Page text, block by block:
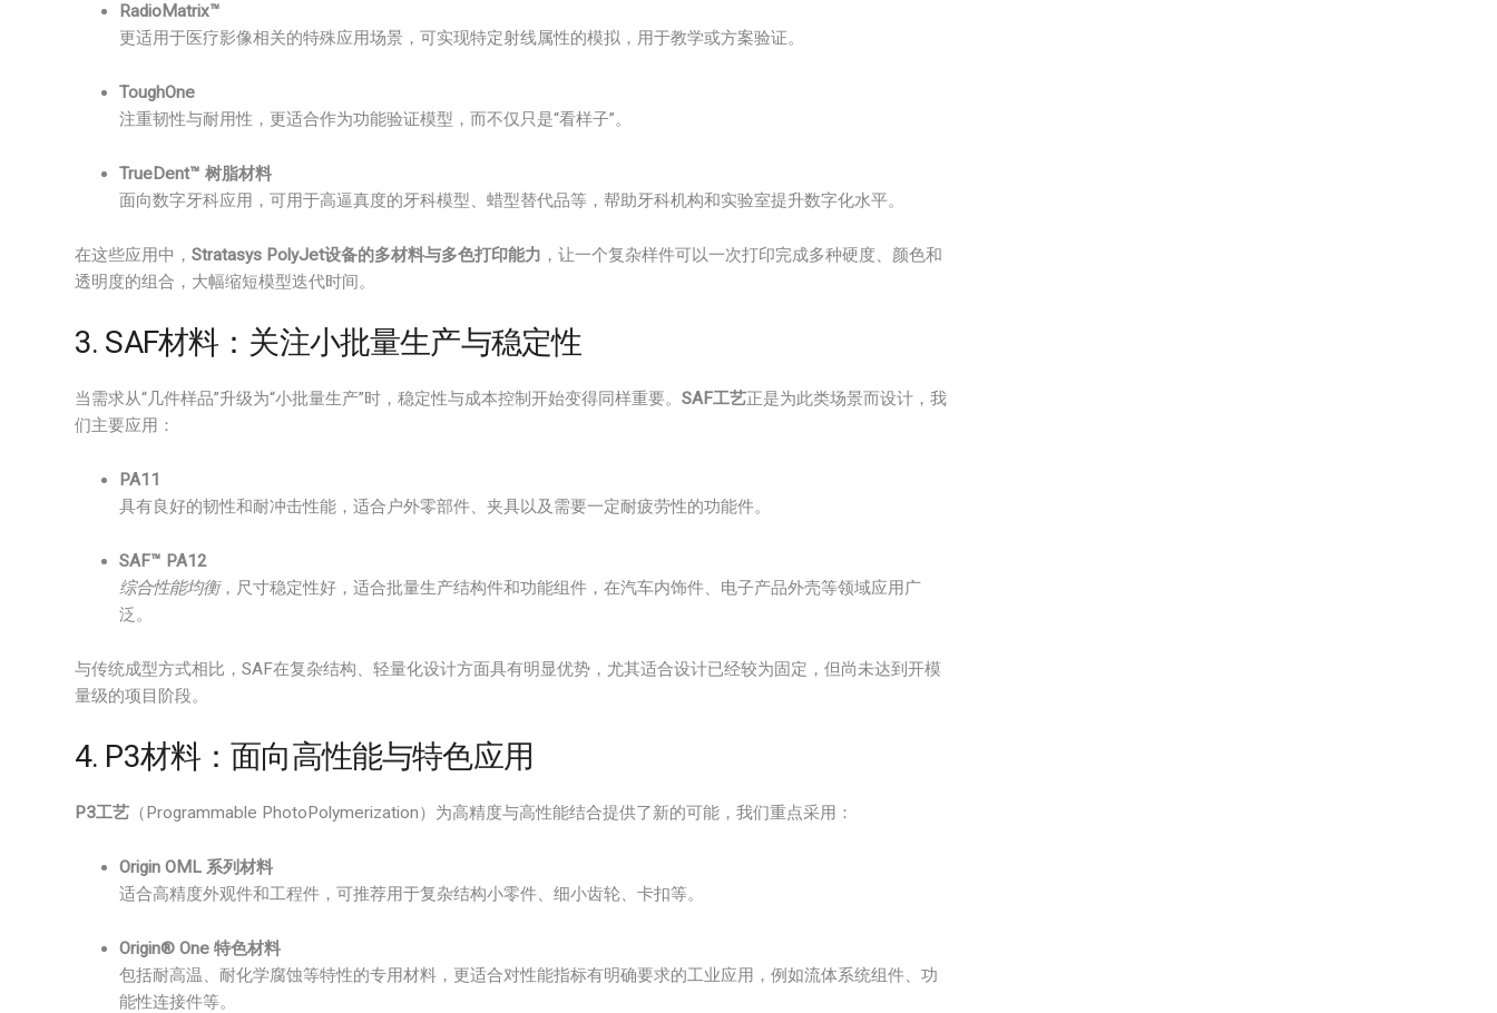
RadioMatrix™
更适用于医疗影像相关的特殊应用场景，可实现特定射线属性的模拟，用于教学或方案验证。
ToughOne
注重韧性与耐用性，更适合作为功能验证模型，而不仅只是“看样子”。
TrueDent™ 树脂材料
面向数字牙科应用，可用于高逼真度的牙科模型、蜡型替代品等，帮助牙科机构和实验室提升数字化水平。
在这些应用中， Stratasys PolyJet设备的多材料与多色打印能力 ，让一个复杂样件可以一次打印完成多种硬度、颜色和
透明度的组合，大幅缩短模型迭代时间。
3. SAF材料：关注小批量生产与稳定性
当需求从“几件样品”升级为“小批量生产”时，稳定性与成本控制开始变得同样重要。 SAF工艺正是为此类场景而设计，我
们主要应用：
PA11
具有良好的韧性和耐冲击性能，适合户外零部件、夹具以及需要一定耐疲劳性的功能件。
SAF™ PA12
综合性能均衡，尺寸稳定性好，适合批量生产结构件和功能组件，在汽车内饰件、电子产品外壳等领域应用广
泛。
与传统成型方式相比，SAF在复杂结构、轻量化设计方面具有明显优势，尤其适合设计已经较为固定，但尚未达到开模
量级的项目阶段。
4. P3材料：面向高性能与特色应用
P3工艺 （Programmable PhotoPolymerization）为高精度与高性能结合提供了新的可能，我们重点采用：
Origin OML 系列材料
适合高精度外观件和工程件，可推荐用于复杂结构小零件、细小齿轮、卡扣等。
Origin® One 特色材料
包括耐高温、耐化学腐蚀等特性的专用材料，更适合对性能指标有明确要求的工业应用，例如流体系统组件、功
能性连接件等。